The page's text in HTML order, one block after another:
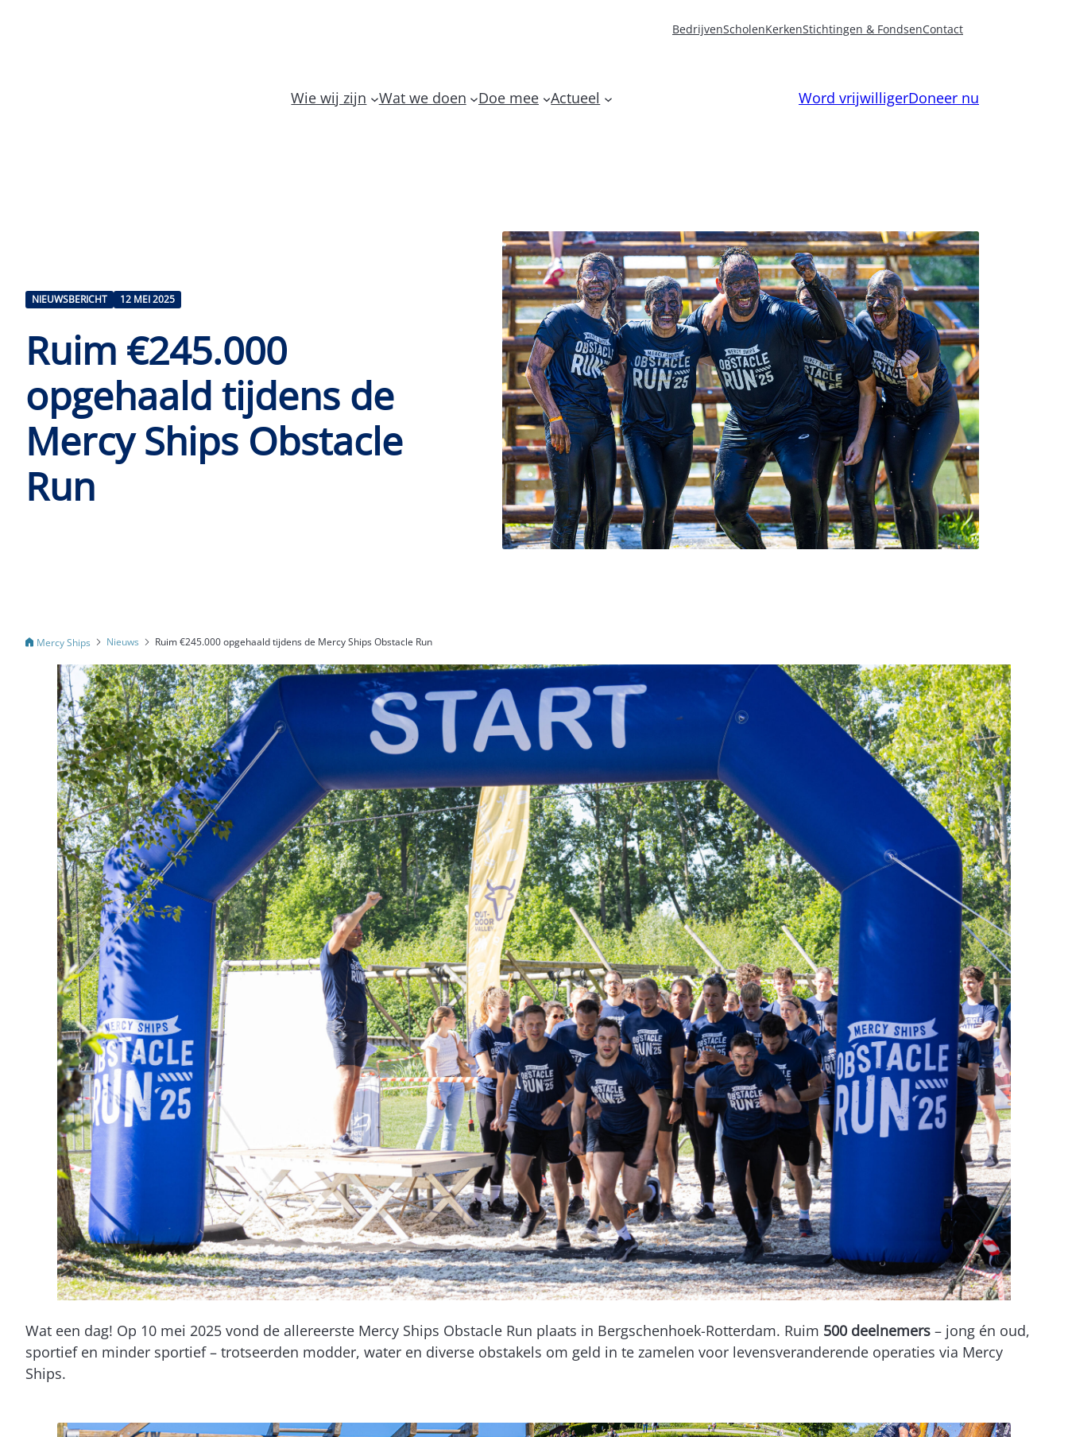
BedrijvenScholenKerkenStichtingen & FondsenContact
Wie wij zijn Wat we doen Doe mee Actueel Word vrijwilligerDoneer nu
NIEUWSBERICHT 12 MEI 2025
Ruim €245.000
opgehaald tijdens de
Mercy Ships Obstacle
Run
Mercy Ships Nieuws Ruim €245.000 opgehaald tijdens de Mercy Ships Obstacle Run
Wat een dag! Op 10 mei 2025 vond de allereerste Mercy Ships Obstacle Run plaats in Bergschenhoek-Rotterdam. Ruim 500 deelnemers – jong én oud,
sportief en minder sportief – trotseerden modder, water en diverse obstakels om geld in te zamelen voor levensveranderende operaties via Mercy
Ships.